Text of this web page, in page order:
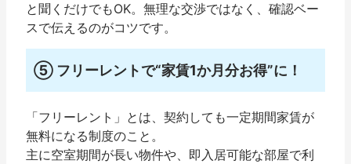
と聞くだけでもOK。無理な交渉ではなく、確認ベー
スで伝えるのがコツです。
⑤ フリーレントで“家賃1か月分お得”に！
「フリーレント」とは、契約しても一定期間家賃が
無料になる制度のこと。
主に空室期間が長い物件や、即入居可能な部屋で利